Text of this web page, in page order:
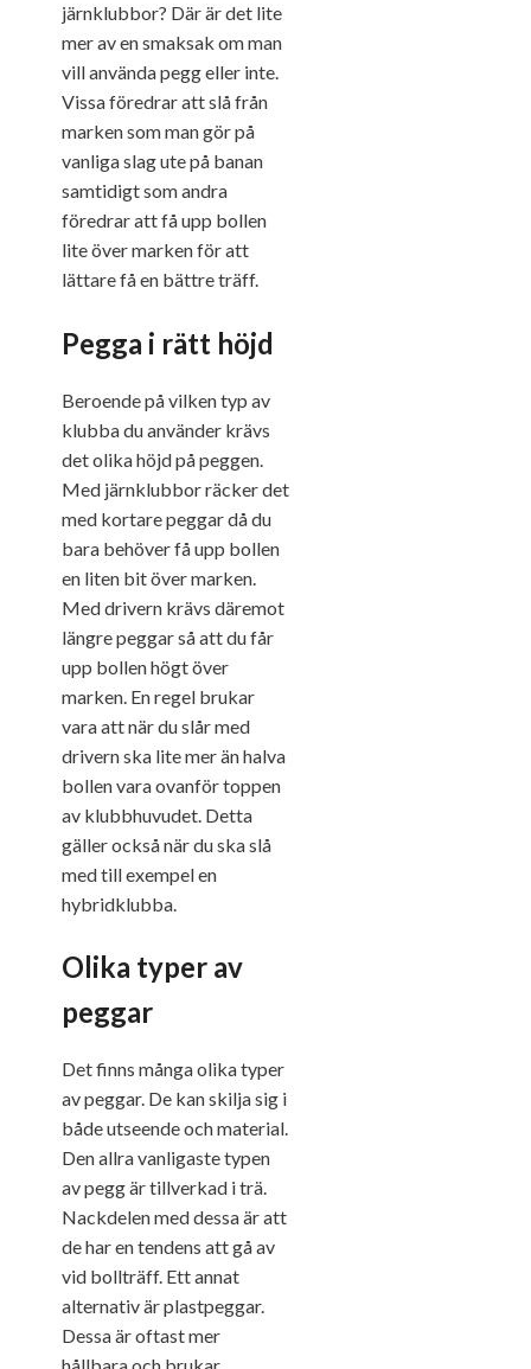
järnklubbor? Där är det lite
mer av en smaksak om man
vill använda pegg eller inte.
Vissa föredrar att slå från
marken som man gör på
vanliga slag ute på banan
samtidigt som andra
föredrar att få upp bollen
lite över marken för att
lättare få en bättre träff.
Pegga i rätt höjd
Beroende på vilken typ av
klubba du använder krävs
det olika höjd på peggen.
Med järnklubbor räcker det
med kortare peggar då du
bara behöver få upp bollen
en liten bit över marken.
Med drivern krävs däremot
längre peggar så att du får
upp bollen högt över
marken. En regel brukar
vara att när du slår med
drivern ska lite mer än halva
bollen vara ovanför toppen
av klubbhuvudet. Detta
gäller också när du ska slå
med till exempel en
hybridklubba.
Olika typer av
peggar
Det finns många olika typer
av peggar. De kan skilja sig i
både utseende och material.
Den allra vanligaste typen
av pegg är tillverkad i trä.
Nackdelen med dessa är att
de har en tendens att gå av
vid bollträff. Ett annat
alternativ är plastpeggar.
Dessa är oftast mer